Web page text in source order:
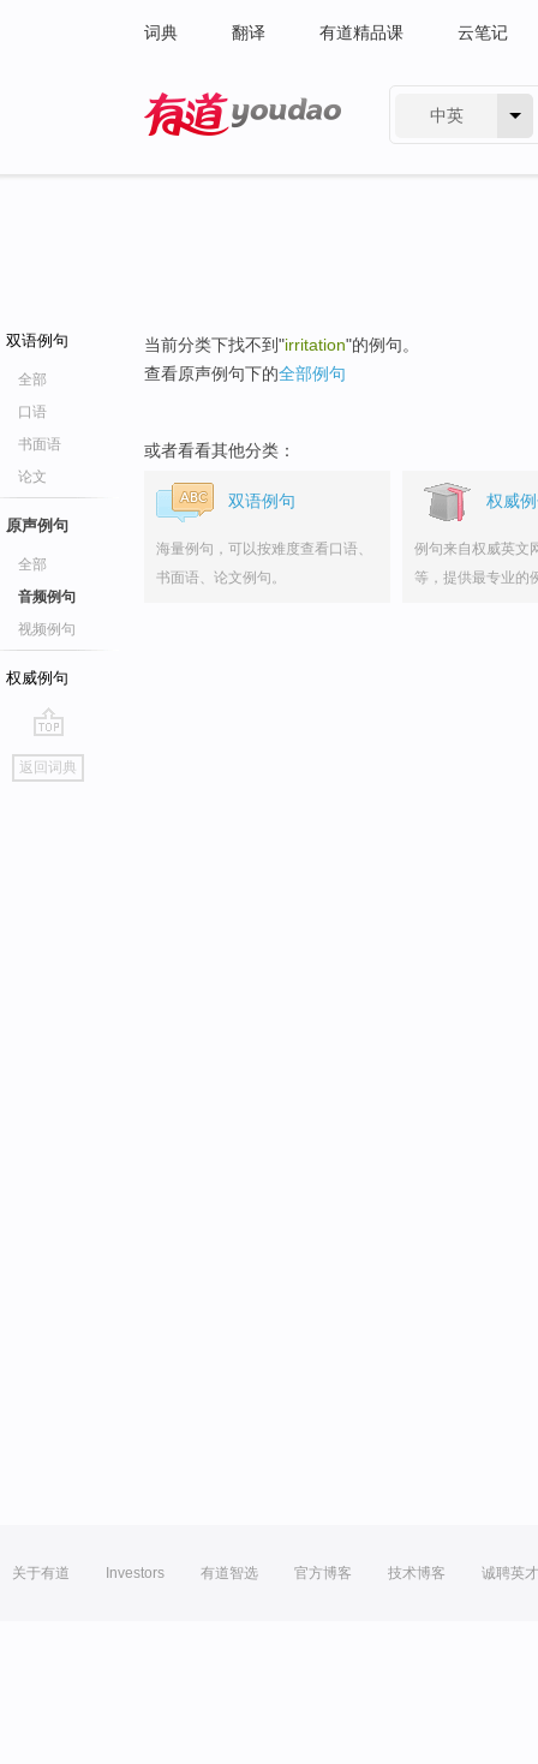
词典 翻译 有道精品课 云笔记
中英
双语例句
全部
口语
书面语
论文
原声例句
全部
音频例句
视频例句
权威例句
go
top
返回词典
当前分类下找不到"irritation"的例句。
查看原声例句下的全部例句
或者看看其他分类：
双语例句
海量例句，可以按难度查看口语、
书面语、论文例句。
权威
例句来自权威英文
等，提供最专业的
关于有道 Investors 有道智选 官方博客 技术博客 诚聘英才